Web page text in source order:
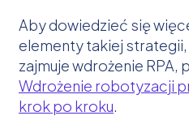
Aby dowiedzieć się
elementy takiej strategii,
zajmuje wdrożenie RPA,
Wdrożenie robotyzacji
krok po kroku